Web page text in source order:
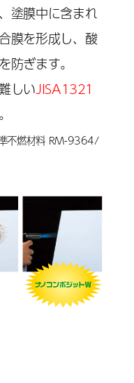
塗膜中に含まれ
膜を形成し、酸
防ぎます。
しいJISA1321
不燃材料 RM-9364/